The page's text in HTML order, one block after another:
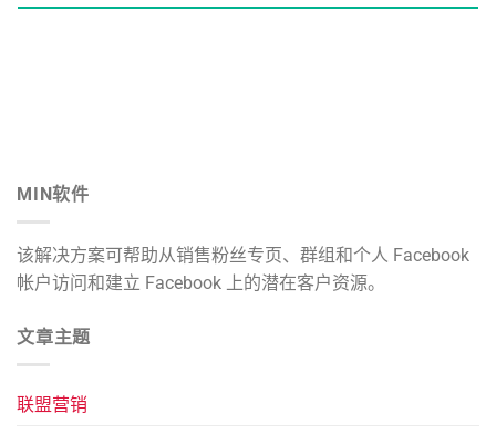
MIN软件
该解决方案可帮助从销售粉丝专页、群组和个人 Facebook
帐户访问和建立 Facebook 上的潜在客户资源。
文章主题
联盟营销